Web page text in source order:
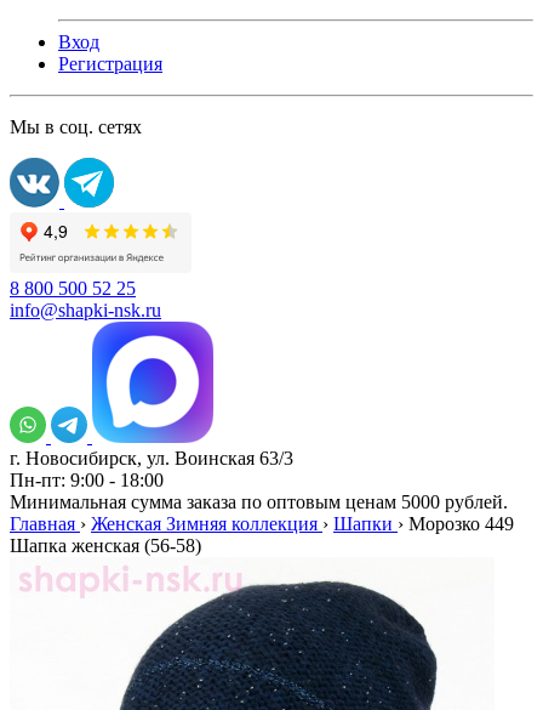
Вход
Регистрация
Мы в соц. сетях
8 800 500 52 25
info@shapki-nsk.ru
г. Новосибирск, ул. Воинская 63/3
Пн-пт: 9:00 - 18:00
Минимальная сумма заказа по оптовым ценам 5000 рублей.
Главная › Женская Зимняя коллекция › Шапки › Морозко 449
Шапка женская (56-58)